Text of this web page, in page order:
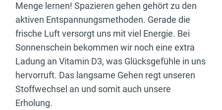
Menge lernen! Spazieren gehen gehört zu den
aktiven Entspannungsmethoden. Gerade die
frische Luft versorgt uns mit viel Energie. Bei
Sonnenschein bekommen wir noch eine extra
Ladung an Vitamin D3, was Glücksgefühle in uns
hervorruft. Das langsame Gehen regt unseren
Stoffwechsel an und somit auch unsere
Erholung.